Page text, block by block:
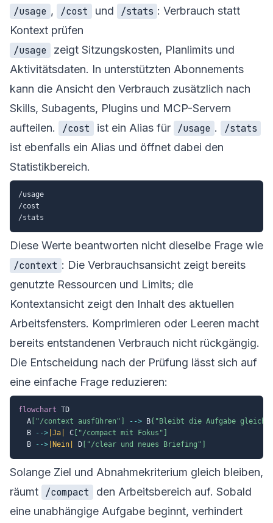
/usage , /cost und /stats : Verbrauch statt
Kontext prüfen
/usage
zeigt Sitzungskosten, Planlimits und
Aktivitätsdaten. In unterstützten Abonnements
kann die Ansicht den Verbrauch zusätzlich nach
Skills, Subagents, Plugins und MCP-Servern
aufteilen.
/cost ist ein Alias für /usage .
/stats
ist ebenfalls ein Alias und öffnet dabei den
Statistikbereich.
/usage
/cost
Diese Werte beantworten nicht dieselbe Frage wie
/context : Die Verbrauchsansicht zeigt bereits
genutzte Ressourcen und Limits; die
Kontextansicht zeigt den Inhalt des aktuellen
Arbeitsfensters. Komprimieren oder Leeren macht
bereits entstandenen Verbrauch nicht rückgängig.
Die Entscheidung nach der Prüfung lässt sich auf
eine einfache Frage reduzieren:
flowchart TD
  A
["/context ausführen"] --> B{"Bleibt die Aufgabe
  B
--> |Ja| C ["/compact mit Fokus"]
  B
--> |Nein| D ["/clear und neues Briefing"]
Solange Ziel und Abnahmekriterium gleich bleiben,
räumt
/compact
den Arbeitsbereich auf. Sobald
eine unabhängige Aufgabe beginnt, verhindert